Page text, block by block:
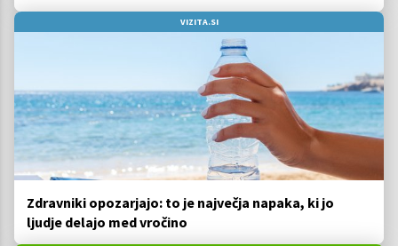
VIZITA.SI
Zdravniki opozarjajo: to je največja napaka, ki jo
ljudje delajo med vročino